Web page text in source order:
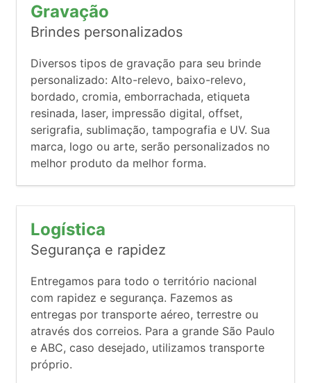
Gravação
Brindes personalizados
Diversos tipos de gravação para seu brinde
personalizado: Alto-relevo, baixo-relevo,
bordado, cromia, emborrachada, etiqueta
resinada, laser, impressão digital, offset,
serigrafia, sublimação, tampografia e UV. Sua
marca, logo ou arte, serão personalizados no
melhor produto da melhor forma.
Logística
Segurança e rapidez
Entregamos para todo o território nacional
com rapidez e segurança. Fazemos as
entregas por transporte aéreo, terrestre ou
através dos correios. Para a grande São Paulo
e ABC, caso desejado, utilizamos transporte
próprio.